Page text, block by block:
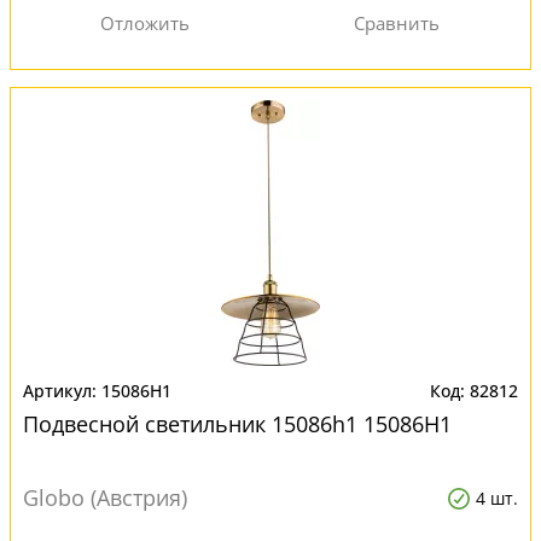
15086H1 82812
Подвесной светильник 15086h1 15086H1
Globo (Австрия) 4 шт.